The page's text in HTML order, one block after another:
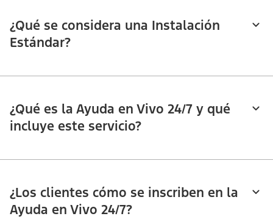
¿Qué se considera una Instalación
Estándar?
¿Qué es la Ayuda en Vivo 24/7 y qué
incluye este servicio?
¿Los clientes cómo se inscriben en la
Ayuda en Vivo 24/7?